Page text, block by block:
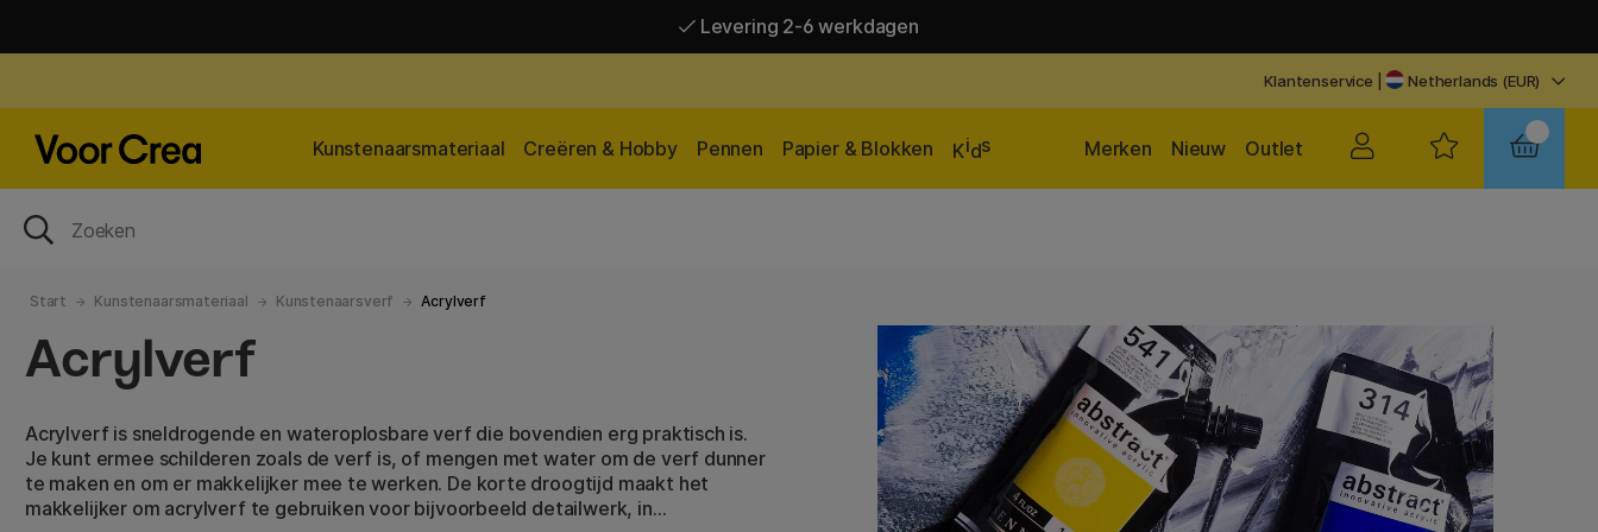
Levering 2-6 werkdagen
Klantenservice | Netherlands (EUR)
Kunstenaarsmateriaal Creëren & Hobby Pennen Papier & Blokken Kids Outlet
Nieuw
Merken
Start Kunstenaarsmateriaal Kunstenaarsverf Acrylverf
Acrylverf
Acrylverf is sneldrogende en wateroplosbare verf die bovendien erg praktisch is.
Je kunt ermee schilderen zoals de verf is, of mengen met water om de verf dunner
te maken en om er makkelijker mee te werken. De korte droogtijd maakt het
makkelijker om acrylverf te gebruiken voor bijvoorbeeld detailwerk, in